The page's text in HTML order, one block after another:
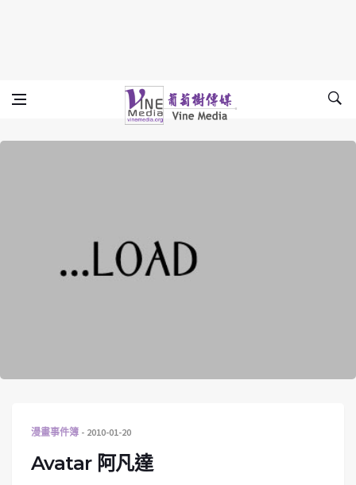
Vine Media
葡萄樹傳媒
漫畫事件簿 2010-01-20
Avatar 阿凡達